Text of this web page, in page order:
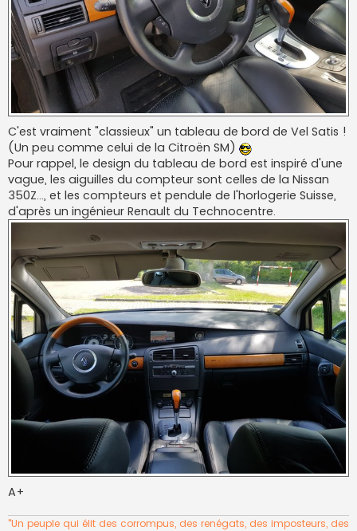
C'est vraiment "classieux" un tableau de bord de Vel Satis !
(Un peu comme celui de la Citroën SM)
Pour rappel, le design du tableau de bord est inspiré d'une
vague, les aiguilles du compteur sont celles de la Nissan
350Z..., et les compteurs et pendule de l'horlogerie Suisse,
d'après un ingénieur Renault du Technocentre.
A+
"Un peuple qui élit des corrompus, des renégats, des imposteurs, des